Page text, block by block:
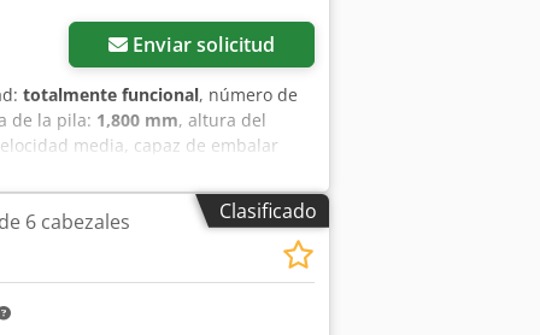
Enviar solicitud
totalmente funcional, número de
de la pila: 1,800 mm, altura del
media, capaz de embalar
incluyendo paquetes de
comprendidas entre 297 x
su sistema de cambio rápido. La
quien controla todas las operaciones
pre-cortados a las hojas requeridas
la estación de recogida. El
izquierda de la máquina. Dksdpoy
Clasificado
6 cabezales